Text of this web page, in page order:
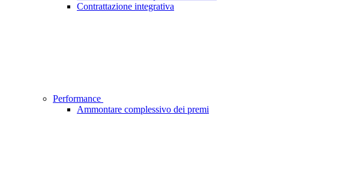
Contrattazione integrativa
Performance
Ammontare complessivo dei premi